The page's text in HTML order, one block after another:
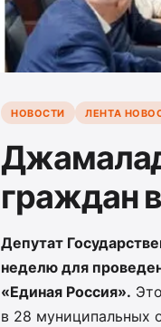
НОВОСТИ ЛЕНТА
граждан
Депутат
неделю для
«Единая Россия».
в 28 муниципальных